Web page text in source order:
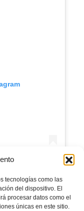
tecnologías como las
del dispositivo. El
procesar datos como el
únicas en este sitio.